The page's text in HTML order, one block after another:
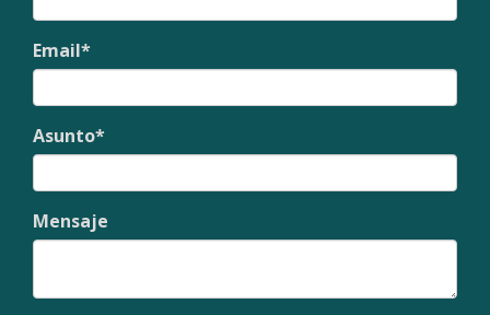
Email*
Asunto*
Mensaje